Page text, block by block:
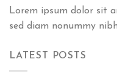
Lorem ipsum dolor sit
sed diam nonummy
LATEST POSTS